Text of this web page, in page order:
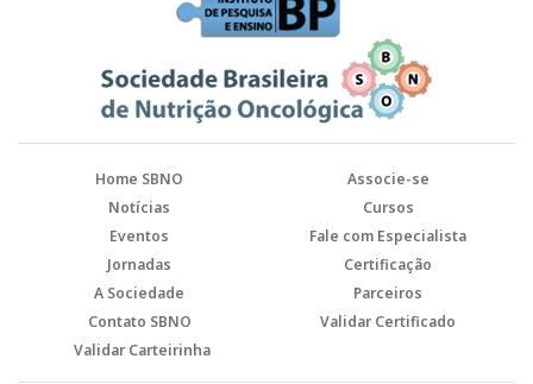
Home SBNO
Associe-se
Notícias
Cursos
Eventos
Fale com Especialista
Jornadas
Certificação
A Sociedade
Parceiros
Contato SBNO
Validar Certificado
Validar Carteirinha